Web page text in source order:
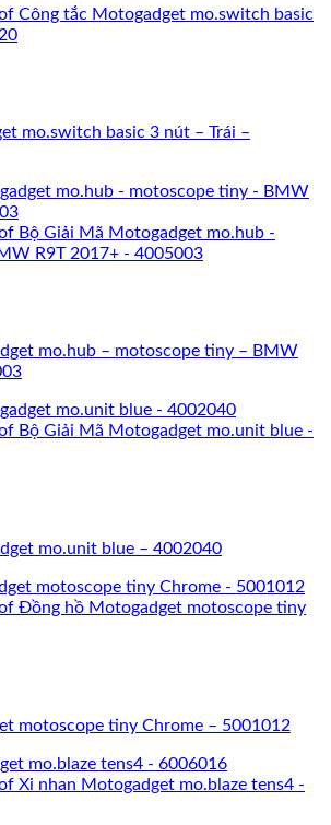
mo.switch basic 3 nút – Trái –
mo.hub – motoscope tiny – BMW
mo.unit blue – 4002040
motoscope tiny Chrome – 5001012